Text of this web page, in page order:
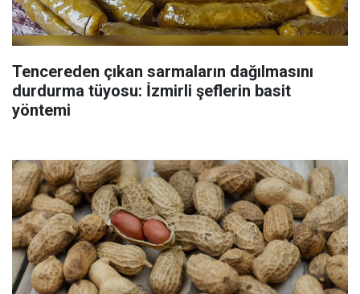
Tencereden çıkan sarmaların dağılmasını
durdurma tüyosu: İzmirli şeflerin basit
yöntemi